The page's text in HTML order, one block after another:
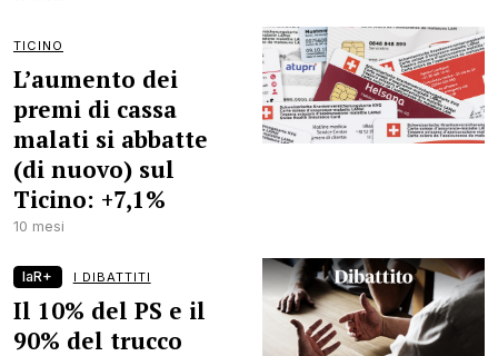
TICINO
L’aumento dei
premi di cassa
malati si abbatte
(di nuovo) sul
Ticino: +7,1%
10 mesi
laR+ I DIBATTITI
Il 10% del PS e il
90% del trucco